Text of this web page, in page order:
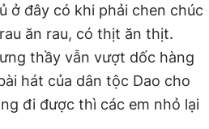
ở đây có khi phải chen chúc
ăn rau, có thịt ăn thịt.
thầy vẫn vượt dốc hàng
hát của dân tộc Dao cho
đi được thì các em nhỏ lại